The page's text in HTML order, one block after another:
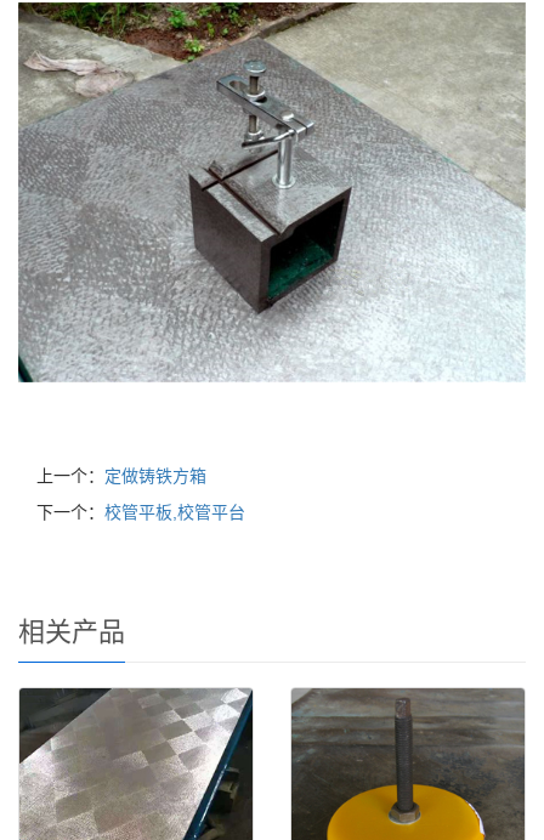
上一个： 定做铸铁方箱
下一个： 校管平板,校管平台
相关产品